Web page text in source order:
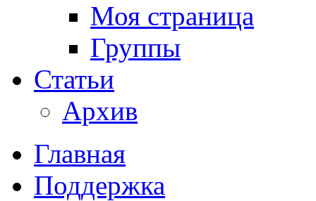
Моя страница
Группы
Статьи
Архив
Главная
Поддержка